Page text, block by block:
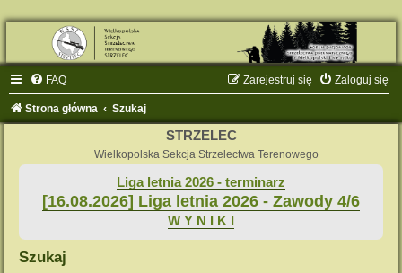
FAQ Zaloguj się
Zarejestruj się
Strona główna Szukaj
STRZELEC
Wielkopolska Sekcja Strzelectwa Terenowego
Liga letnia 2026 - terminarz
[16.08.2026] Liga letnia 2026 - Zawody 4/6
W Y N I K I
Szukaj